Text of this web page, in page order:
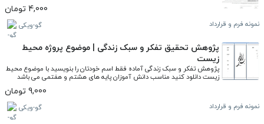
4,000 تومان
نمونه فرم و قرارداد گو-ویکی
پژوهش تحقیق تفکر و سبک زندگی | موضوع پروژه محیط
زیست
زیست دانلود کنید مناسب دانش آموزان پایه های هشتم و هفتمی می باشد
9,000 تومان
نمونه فرم و قرارداد گو-ویکی